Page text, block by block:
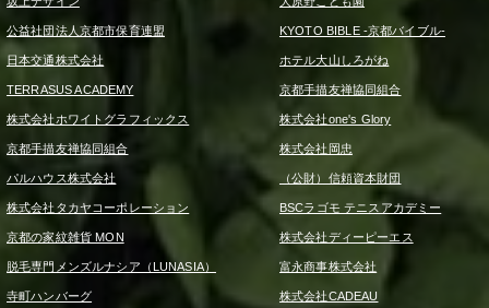
公益社団法人京都市保育連盟 KYOTO BIBLE -京都バイブル-
日本交通株式会社 ホテル大山しろがね
TERRASUS ACADEMY 京都手描友禅協同組合
株式会社ホワイトグラフィックス 株式会社one's Glory
京都手描友禅協同組合 株式会社岡忠
パルハウス株式会社 （公財）信頼資本財団
株式会社タカヤコーポレーション BSCラゴモ テニスアカデミー
京都の家紋雑貨 MON 株式会社ディーピーエス
脱毛専門メンズルナシア（LUNASIA） 富永商事株式会社
寺町ハンバーグ 株式会社CADEAU